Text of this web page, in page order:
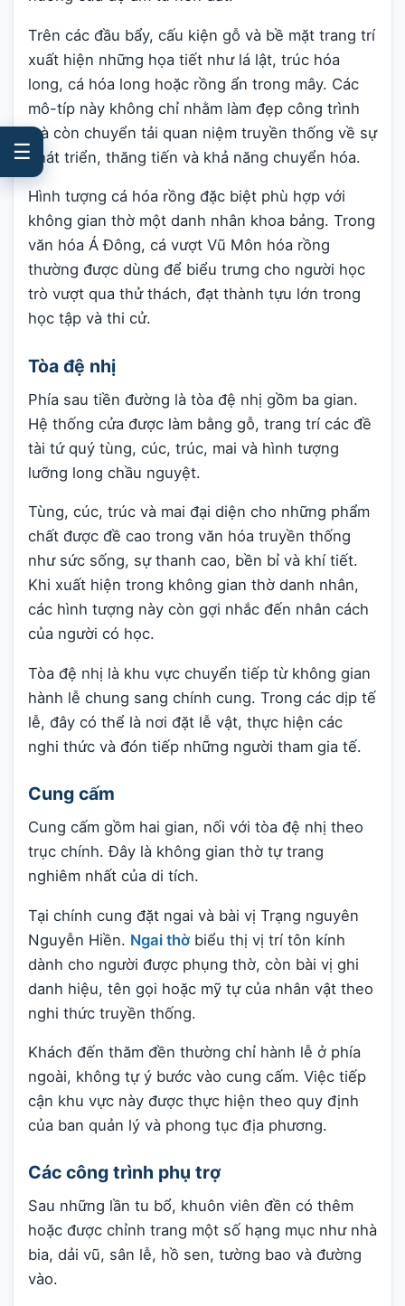
Trên các đầu bẩy, cấu kiện gỗ và bề mặt trang trí
xuất hiện những họa tiết như lá lật, trúc hóa
long, cá hóa long hoặc rồng ẩn trong mây. Các
mô-típ này không chỉ nhằm làm đẹp công trình
mà còn chuyển tải quan niệm truyền thống về sự
phát triển, thăng tiến và khả năng chuyển hóa.
Hình tượng cá hóa rồng đặc biệt phù hợp với
không gian thờ một danh nhân khoa bảng. Trong
văn hóa Á Đông, cá vượt Vũ Môn hóa rồng
thường được dùng để biểu trưng cho người học
trò vượt qua thử thách, đạt thành tựu lớn trong
học tập và thi cử.
Tòa đệ nhị
Phía sau tiền đường là tòa đệ nhị gồm ba gian.
Hệ thống cửa được làm bằng gỗ, trang trí các đề
tài tứ quý tùng, cúc, trúc, mai và hình tượng
lưỡng long chầu nguyệt.
Tùng, cúc, trúc và mai đại diện cho những phẩm
chất được đề cao trong văn hóa truyền thống
như sức sống, sự thanh cao, bền bỉ và khí tiết.
Khi xuất hiện trong không gian thờ danh nhân,
các hình tượng này còn gợi nhắc đến nhân cách
của người có học.
Tòa đệ nhị là khu vực chuyển tiếp từ không gian
hành lễ chung sang chính cung. Trong các dịp tế
lễ, đây có thể là nơi đặt lễ vật, thực hiện các
nghi thức và đón tiếp những người tham gia tế.
Cung cấm
Cung cấm gồm hai gian, nối với tòa đệ nhị theo
trục chính. Đây là không gian thờ tự trang
nghiêm nhất của di tích.
Tại chính cung đặt ngai và bài vị Trạng nguyên
Nguyễn Hiền. Ngai thờbiểu thị vị trí tôn kính
dành cho người được phụng thờ, còn bài vị ghi
danh hiệu, tên gọi hoặc mỹ tự của nhân vật theo
nghi thức truyền thống.
Khách đến thăm đền thường chỉ hành lễ ở phía
ngoài, không tự ý bước vào cung cấm. Việc tiếp
cận khu vực này được thực hiện theo quy định
của ban quản lý và phong tục địa phương.
Các công trình phụ trợ
Sau những lần tu bổ, khuôn viên đền có thêm
hoặc được chỉnh trang một số hạng mục như nhà
bia, dải vũ, sân lễ, hồ sen, tường bao và đường
vào.
☰